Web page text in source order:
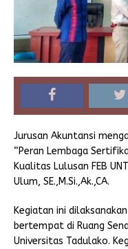
Jurusan Akuntansi
“Peran Lembaga
Kualitas Lulusan FEB
Ulum, SE.,M.Si.,Ak.,CA.
Kegiatan ini
bertempat di Ruang
Universitas Tadulako.